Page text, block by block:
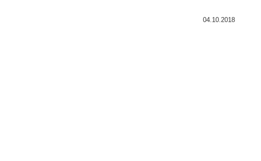
04.10.2018